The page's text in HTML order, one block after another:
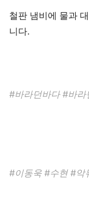
철판 냄비에 물과
니다.
#바라던바다 #바
#이동욱 #수현 #악